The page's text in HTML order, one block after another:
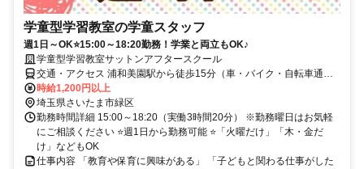
学童型学習教室の学童スタッフ
週1日～OK⭐15:00～18:20勤務！学業と両立もOK♪
学童型学習教室サットンアフタースクール
交通・アクセス 浦和美園駅から徒歩15分（車・バイク・自転車通勤
可）
時給1,200円以上
埼玉県さいたま市緑区
勤務時間詳細 15:00～18:20（実働3時間20分） ※勤務曜日はお気軽
にご相談ください ⭐週1日から勤務可能 ⭐「火曜だけ」「木・金だ
け」などもOK
仕事内容 「教育や保育に興味がある」 「子どもと関わる仕事がした